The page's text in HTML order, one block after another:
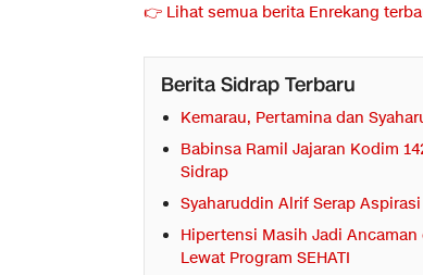
👉 Lihat semua berita Enrekang
Berita Sidrap Terbaru
Kemarau, Pertamina dan
Babinsa Ramil Jajaran Kodim
Sidrap
Syaharuddin Alrif Serap
Hipertensi Masih Jadi
Lewat Program SEHATI